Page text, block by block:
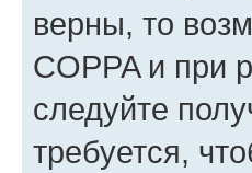
верны, то
COPPA и при
следуйте
требуется,